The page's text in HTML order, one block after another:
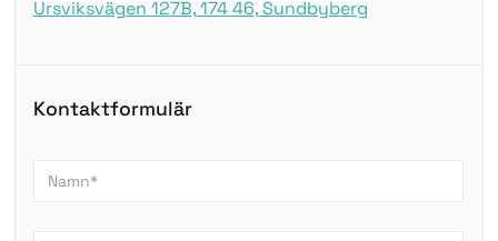
Ursviksvägen 127B, 174 46, Sundbyberg
Kontaktformulär